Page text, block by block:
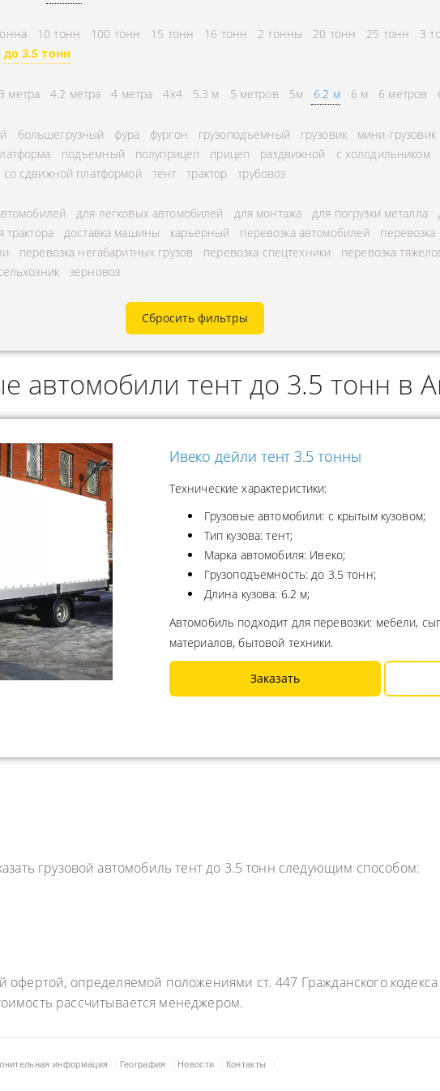
МУКИ
РАССТОЯНИЕ
ГРУЗА
КИСЛОРОДНЫХ
ГОРОДСКИЕ
МЕЖДУГОРОДНЫЕ
ПЕРЕВОЗКИ В БЕЛАРУСЬ
ПЕРЕВОЗКИ В
10 тонн 100 тонн 15 тонн 16 тонн 2 тонны 20 тонн 25 тонн 3
до 3.5 тонн
3 метра 4.2 метра 4 метра 4x4 5.3 м 5 метров 5м 6.2 м 6 м 6 метров
большегрузный фура фургон грузоподъемный грузовик мини-грузовик
подъемный полуприцеп прицеп раздвижной с холодильником
со сдвижной платформой тент трактор трубовоз
для легковых автомобилей для монтажа для погрузки металла
трактора доставка машины карьерный перевозка автомобилей
перевозка негабаритных грузов перевозка спецтехники перевозка
зерновоз
Сбросить фильтры
автомобили тент до 3.5 тонн в
Ивеко дейли тент 3.5 тонны
Технические характеристики:
Грузовые автомобили: с крытым кузовом;
Тип кузова: тент;
Марка автомобиля: Ивеко;
Грузоподъемность: до 3.5 тонн;
Длина кузова: 6.2 м;
Автомобиль подходит для перевозки: мебели,
материалов, бытовой техники.
Заказать
грузовой автомобиль тент до 3.5 тонн следующим способом:
определяемой положениями ст. 447 Гражданского кодекса
рассчитывается менеджером.
информация География Новости Контакты